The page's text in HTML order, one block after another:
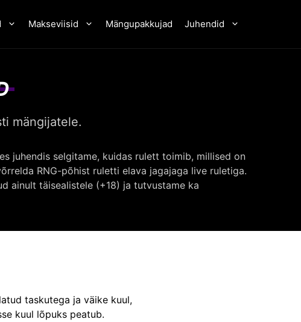
Makseviisid Mängupakkujad Juhendid
mängijatele.
juhendis selgitame, kuidas rulett toimib, millised on
RNG-põhist ruletti elava jagajaga live ruletiga.
ainult täisealistele (+18) ja tutvustame ka
taskutega ja väike kuul,
kuul lõpuks peatub.